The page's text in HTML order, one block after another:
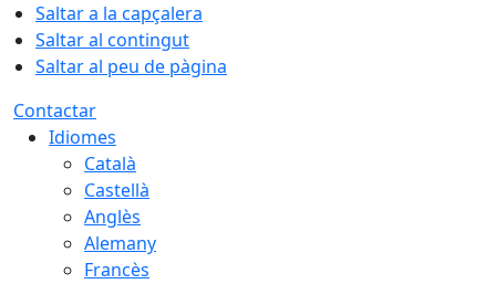
Saltar a la capçalera
Saltar al contingut
Saltar al peu de pàgina
Contactar
Idiomes
Català
Castellà
Anglès
Alemany
Francès